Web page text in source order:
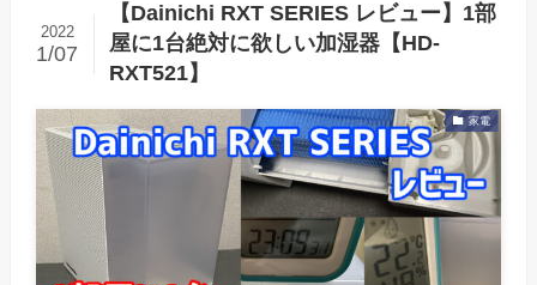
【Dainichi RXT SERIES レビュー】1部
屋に1台絶対に欲しい加湿器【HD-
RXT521】
2022
1/07
家電